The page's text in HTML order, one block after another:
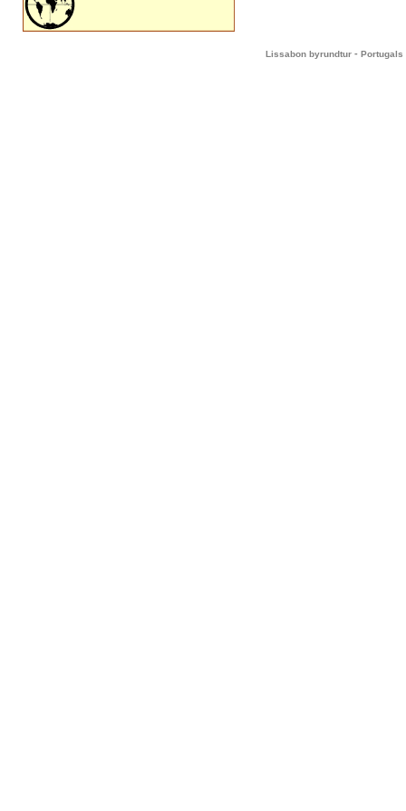
Lissabon byrundtur - Portugals